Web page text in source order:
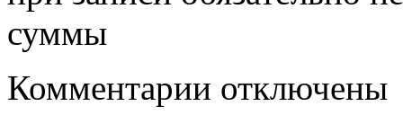
суммы
Комментарии записи
отключены